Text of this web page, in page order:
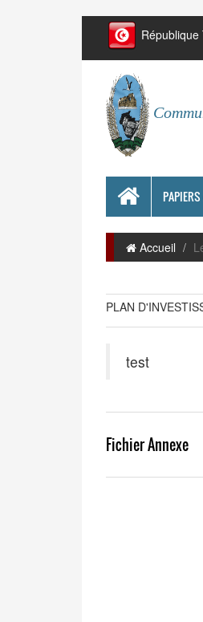
République
Accueil
PLAN
test
Fichier Annexe